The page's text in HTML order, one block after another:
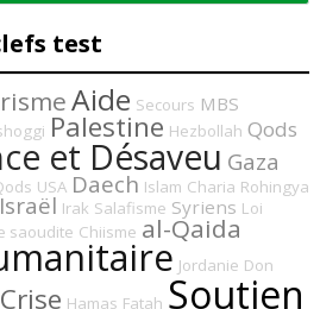
test
Aide Secours MBS
Palestine Hezbollah Qods
et Désaveu Gaza
USA Daech Islam Charia Rohingya
Israël Irak Salafisme Syriens Loi
saoudite Chiisme al-Qaida
Jordanie Don
Crise Hamas Fatah Soutien